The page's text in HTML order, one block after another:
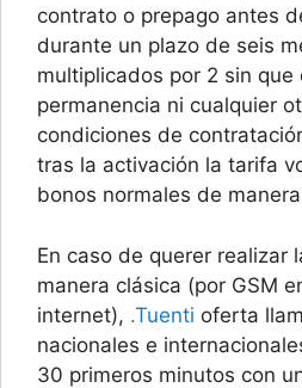
contrato o prepago antes
durante un plazo de seis
multiplicados por 2 sin que
permanencia ni cualquier
condiciones de
tras la activación la tarifa
bonos normales de
En caso de querer realizar
manera clásica (por GSM
internet), .Tuenti oferta
nacionales e
30 primeros minutos con